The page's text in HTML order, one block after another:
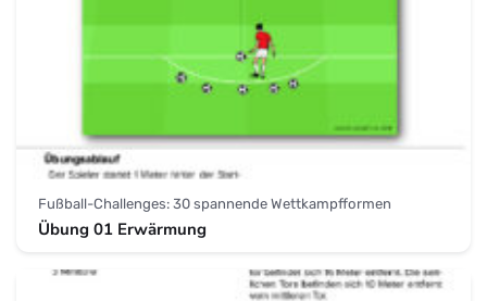
Fußball-Challenges: 30 spannende Wettkampfformen
Übung 01 Erwärmung